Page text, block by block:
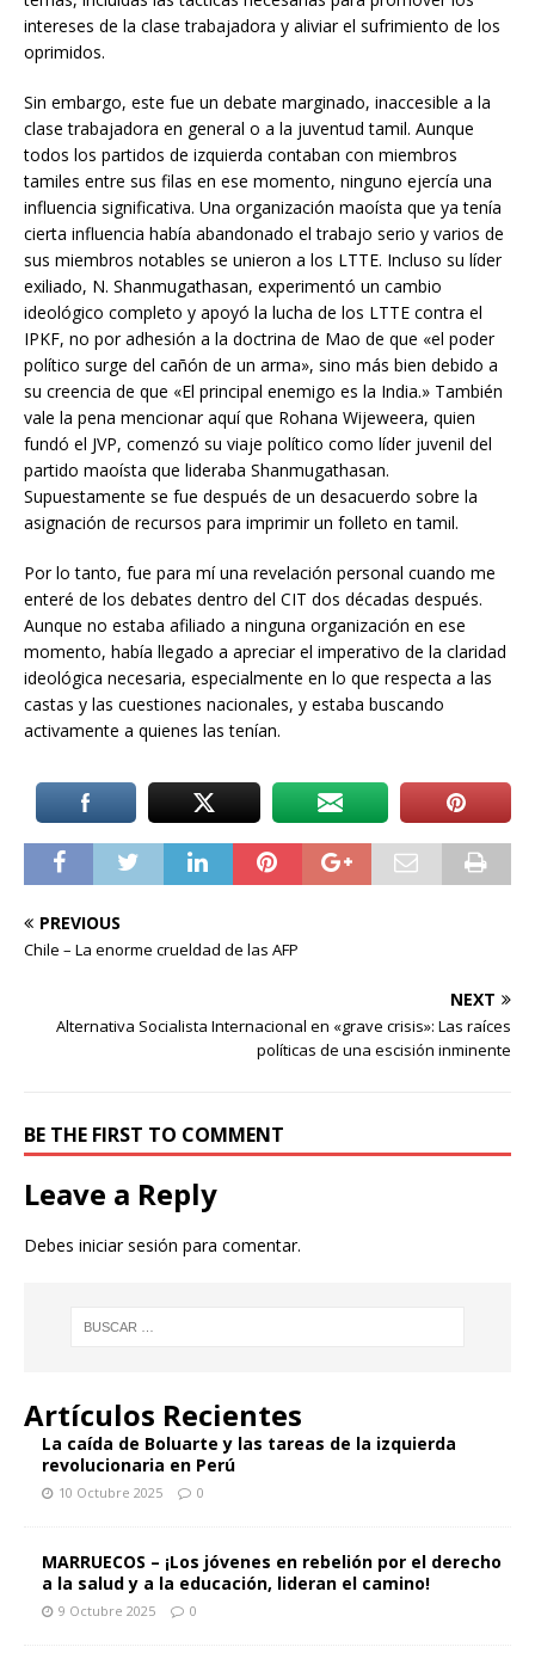
intereses de la clase trabajadora y aliviar el sufrimiento de los
oprimidos.
Sin embargo, este fue un debate marginado, inaccesible a la
clase trabajadora en general o a la juventud tamil. Aunque
todos los partidos de izquierda contaban con miembros
tamiles entre sus filas en ese momento, ninguno ejercía una
influencia significativa. Una organización maoísta que ya tenía
cierta influencia había abandonado el trabajo serio y varios de
sus miembros notables se unieron a los LTTE. Incluso su líder
exiliado, N. Shanmugathasan, experimentó un cambio
ideológico completo y apoyó la lucha de los LTTE contra el
IPKF, no por adhesión a la doctrina de Mao de que «el poder
político surge del cañón de un arma», sino más bien debido a
su creencia de que «El principal enemigo es la India.» También
vale la pena mencionar aquí que Rohana Wijeweera, quien
fundó el JVP, comenzó su viaje político como líder juvenil del
partido maoísta que lideraba Shanmugathasan.
Supuestamente se fue después de un desacuerdo sobre la
asignación de recursos para imprimir un folleto en tamil.
Por lo tanto, fue para mí una revelación personal cuando me
enteré de los debates dentro del CIT dos décadas después.
Aunque no estaba afiliado a ninguna organización en ese
momento, había llegado a apreciar el imperativo de la claridad
ideológica necesaria, especialmente en lo que respecta a las
castas y las cuestiones nacionales, y estaba buscando
activamente a quienes las tenían.
PREVIOUS
Chile – La enorme crueldad de las AFP
NEXT
Alternativa Socialista Internacional en «grave crisis»: Las raíces
políticas de una escisión inminente
BE THE FIRST TO COMMENT
Leave a Reply
Debes iniciar sesión para comentar.
Artículos Recientes
La caída de Boluarte y las tareas de la izquierda
revolucionaria en Perú
10 Octubre 2025 0
MARRUECOS – ¡Los jóvenes en rebelión por el derecho
a la salud y a la educación, lideran el camino!
9 Octubre 2025 0